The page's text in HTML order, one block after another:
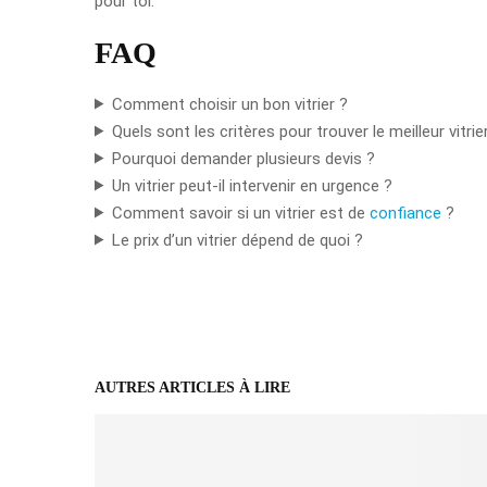
FAQ
Comment choisir un bon vitrier ?
Quels sont les critères pour trouver le meilleur
Pourquoi demander plusieurs devis ?
Un vitrier peut-il intervenir en urgence ?
Comment savoir si un vitrier est de confiance ?
Le prix d’un vitrier dépend de quoi ?
AUTRES ARTICLES À LIRE